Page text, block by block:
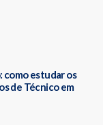
como estudar os
de Técnico em